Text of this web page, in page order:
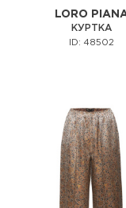
LORO
КУРТКА
ID: 48502